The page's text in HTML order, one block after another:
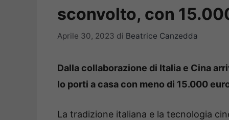
sconvolto, con
Aprile 30, 2023 di Beatrice Canzedda
Dalla collaborazione di Italia e Cina
lo porti a casa con meno di 15.000
La tradizione italiana e la tecnologia